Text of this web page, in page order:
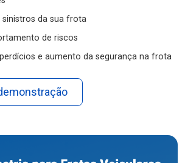
sinistros da sua frota
de riscos
e aumento da segurança na frota